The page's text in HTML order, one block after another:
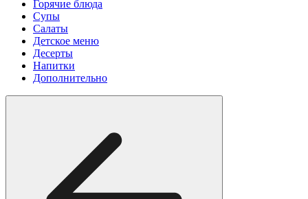
Горячие блюда
Супы
Салаты
Детское меню
Десерты
Напитки
Дополнительно